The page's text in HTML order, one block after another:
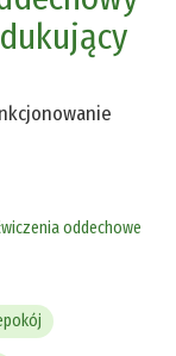
oddechowe